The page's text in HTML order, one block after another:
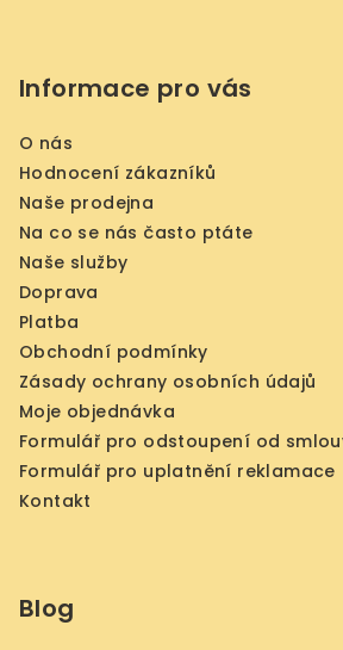
Informace pro vás
O nás
Hodnocení zákazníků
Naše prodejna
Na co se nás často ptáte
Naše služby
Doprava
Platba
Obchodní podmínky
Zásady ochrany osobních údajů
Moje objednávka
Formulář pro odstoupení od
Formulář pro uplatnění reklamace
Kontakt
Blog